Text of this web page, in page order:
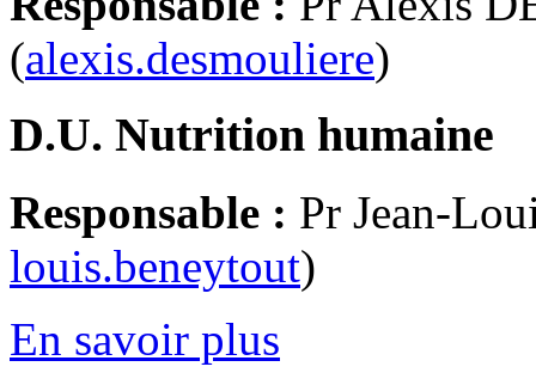
(alexis.desmouliere)
D.U. Nutrition humaine
Responsable : Pr Jean-
louis.beneytout)
En savoir plus